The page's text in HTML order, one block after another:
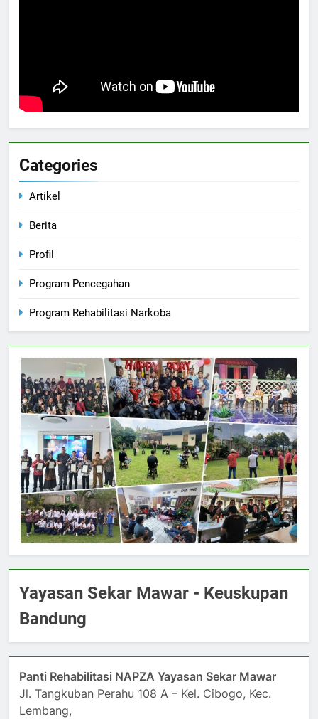
Categories
Artikel
Berita
Profil
Program Pencegahan
Program Rehabilitasi Narkoba
Yayasan Sekar Mawar - Keuskupan
Bandung
Panti Rehabilitasi NAPZA Yayasan Sekar Mawar
Jl. Tangkuban Perahu 108 A – Kel. Cibogo, Kec.
Lembang,